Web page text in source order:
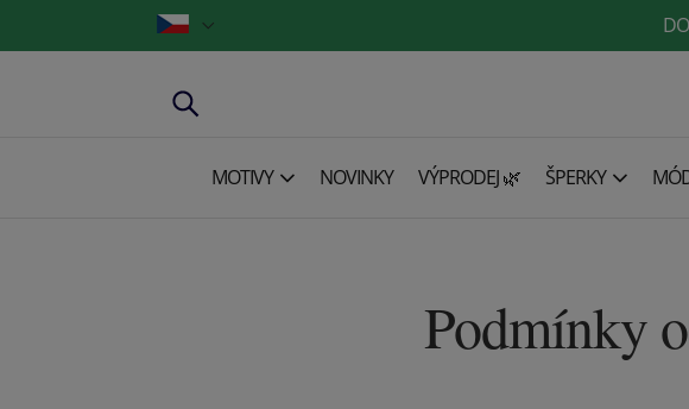
MOTIVY NOVINKY VÝPRODEJ 🌿 ŠPERKY
Podmínky